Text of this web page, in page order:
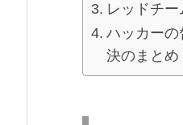
レッドチ
ハッカー
決のまとめ